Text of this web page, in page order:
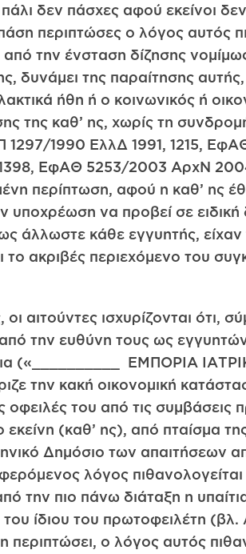
δεν πάσχες αφού εκείνοι
περιπτώσες ο λόγος αυτός
την ένσταση δίζησης
δυνάμει της παραίτησης
ήθη ή ο κοινωνικός ή
της καθ’ ης, χωρίς τη
1990 ΕλλΔ 1991, 1215,
ΕφΑΘ 5253/2003 ΑρχΝ 2004,
περίπτωση, αφού η καθ’ ης
υποχρέωση να προβεί σε
άλλωστε κάθε εγγυητής,
το ακριβές περιεχόμενο του
αιτούντες ισχυρίζονται ότι,
την ευθύνη τους ως
(«__________ ΕΜΠΟΡΙΑ
την κακή οικονομική
οφειλές του από τις συμβάσεις
(καθ’ ης), από πταίσμα
Δημόσιο των απαιτήσεων
λόγος
την πιο πάνω διάταξη η
ίδιου του πρωτοφειλέτη
περιπτώσει, ο λόγος αυτός